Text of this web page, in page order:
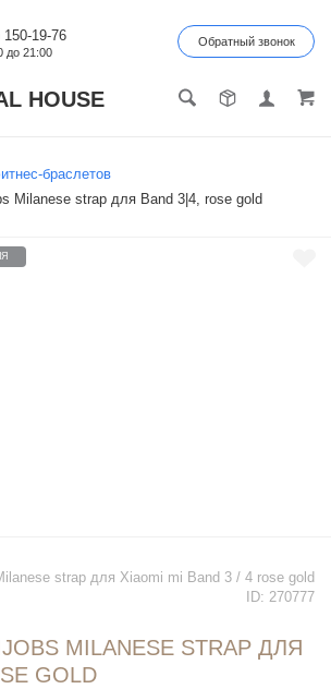
HOUSE
150-19-76
до 21:00
Обратный звонок
браслетов
Milanese strap для Band 3|4, rose gold
strap для Xiaomi mi Band 3 / 4 rose gold
ID: 270777
MILANESE STRAP ДЛЯ
GOLD